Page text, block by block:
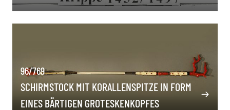
96/769
SCHIRMSTOCK MIT KORALLENSPITZE IN FORM
EINES BÄRTIGEN GROTESKENKOPFES